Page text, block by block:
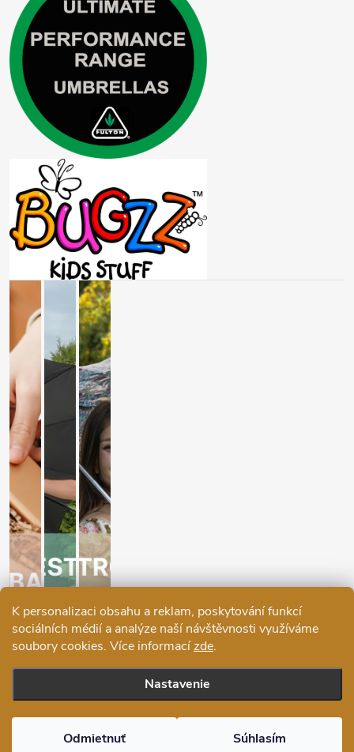
K personalizaci obsahu a reklam, poskytování funkcí
sociálních médií a analýze naší návštěvnosti využíváme
soubory cookies. Více informacízde.
Nastavenie
Odmietnuť Súhlasím
Copyright 2026Ráj deštníků. Všetky práva vyhradené.Upraviť
nastavenie cookies